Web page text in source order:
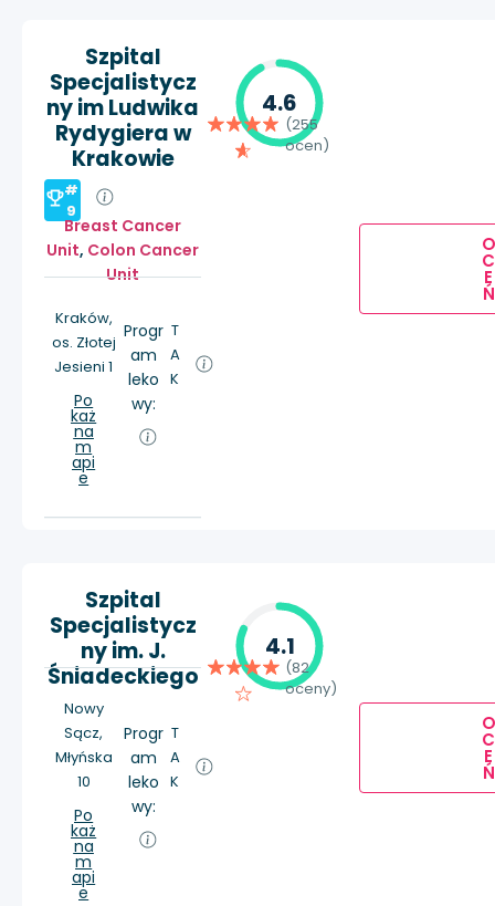
Szpital
Specjalistycz
ny im Ludwika
Rydygiera w
Krakowie
#
9
Breast Cancer
Unit, Colon Cancer
Unit
Kraków,
os. Złotej
Jesieni 1
Po
każ
na
m
api
e
Progr
am
leko
wy:
T
A
K
4.6
(255
ocen)
O
C
E
Ń
Szpital
Specjalistycz
ny im. J.
Śniadeckiego
Nowy
Sącz,
Młyńska
10
Po
każ
na
m
api
e
Progr
am
leko
wy:
T
A
K
4.1
(82
oceny)
O
C
E
Ń